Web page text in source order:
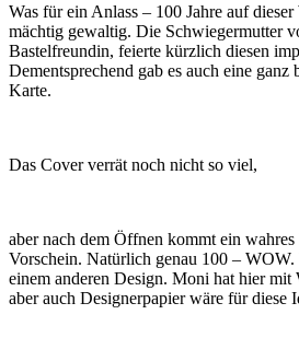
Was für ein Anlass – 100 Jahre auf
mächtig gewaltig. Die Schwiegermutter
Bastelfreundin, feierte kürzlich diesen
Dementsprechend gab es auch eine
Karte.
Das Cover verrät noch nicht so viel,
aber nach dem Öffnen kommt ein
Vorschein. Natürlich genau 100 –
einem anderen Design. Moni hat hier mit
aber auch Designerpapier wäre für diese